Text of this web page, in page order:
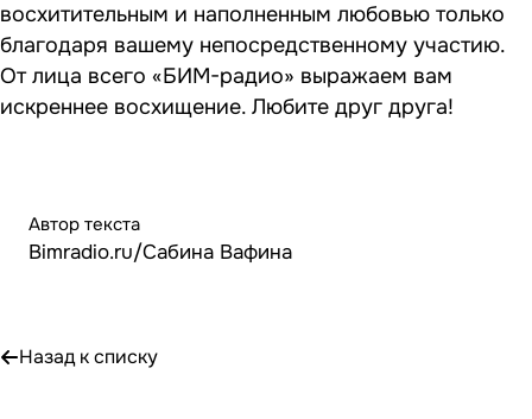
восхитительным и наполненным любовью только
благодаря вашему непосредственному участию.
От лица всего «БИМ-радио» выражаем вам
искреннее восхищение. Любите друг друга!
Автор текста
Bimradio.ru/Сабина Вафина
Назад к списку